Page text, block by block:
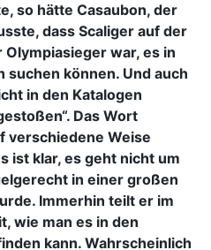
so hätte Casaubon, der
dass Scaliger auf der
war, es in
suchen können. Und auch
in den Katalogen
Das Wort
verschiedene Weise
ist klar, es geht nicht um
in einer großen
Immerhin teilt er im
wie man es in den
kann. Wahrscheinlich